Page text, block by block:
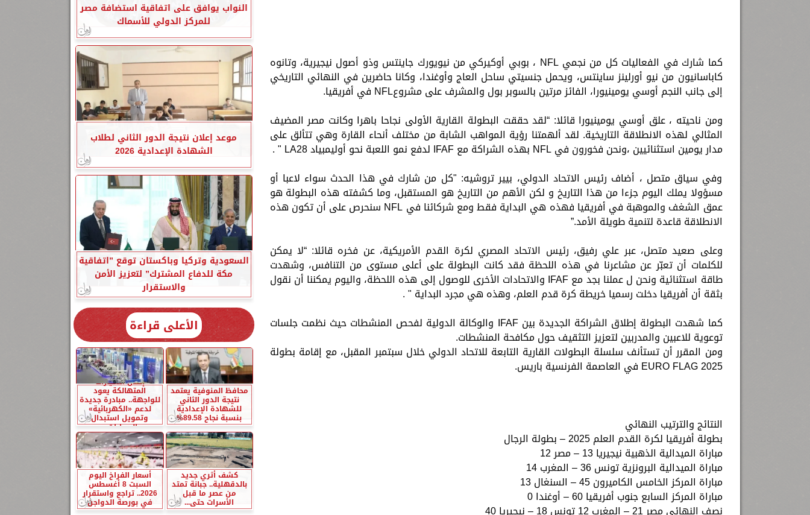
كما شارك في الفعاليات كل من نجمي NFL ، بوبي أوكيركي من نيويورك جاينتس وذو أصول نيجيرية، وتانوه
كاباسانيون من نيو أورلينز ساينتس، ويحمل جنسيتي ساحل العاج وأوغندا، وكانا حاضرين في النهائي التاريخي
إلى جانب النجم أوسي يومينيورا، الفائز مرتين بالسوبر بول والمشرف على مشروعNFL في أفريقيا.
ومن ناحيته ، علق أوسي يومينيورا قائلا: “لقد حققت البطولة القارية الأولى نجاحا باهرا وكانت مصر المضيف
المثالي لهذه الانطلاقة التاريخية. لقد ألهمتنا رؤية المواهب الشابة من مختلف أنحاء القارة وهي تتألق على
مدار يومين استثنائيين ،ونحن فخورون في NFL بهذه الشراكة مع IFAF لدفع نمو اللعبة نحو أوليمبياد LA28 " .
وفي سياق متصل ، أضاف رئيس الاتحاد الدولي، بيير تروشيه: "كل من شارك في هذا الحدث سواء لاعبا أو
مسؤولا يملك اليوم جزءا من هذا التاريخ و لكن الأهم من التاريخ هو المستقبل، وما كشفته هذه البطولة هو
عمق الشغف والموهبة في أفريقيا فهذه هي البداية فقط ومع شركائنا في NFL سنحرص على أن تكون هذه
الانطلاقة قاعدة لتنمية طويلة الأمد.”
وعلى صعيد متصل، عبر علي رفيق، رئيس الاتحاد المصري لكرة القدم الأمريكية، عن فخره قائلا: “لا يمكن
للكلمات أن تعبّر عن مشاعرنا في هذه اللحظة فقد كانت البطولة على أعلى مستوى من التنافس، وشهدت
طاقة استثنائية ونحن ل عملنا بجد مع IFAF والاتحادات الأخرى للوصول إلى هذه اللحظة، واليوم يمكننا أن نقول
بثقة أن أفريقيا دخلت رسميا خريطة كرة قدم العلم، وهذه هي مجرد البداية " .
كما شهدت البطولة إطلاق الشراكة الجديدة بين IFAF والوكالة الدولية لفحص المنشطات حيث نظمت جلسات
توعوية للاعبين والمدربين لتعزيز التثقيف حول مكافحة المنشطات.
ومن المقرر أن تستأنف سلسلة البطولات القارية التابعة للاتحاد الدولي خلال سبتمبر المقبل، مع إقامة بطولة
EURO FLAG 2025 في العاصمة الفرنسية باريس.
النتائج والترتيب النهائي
بطولة أفريقيا لكرة القدم العلم 2025 – بطولة الرجال
مباراة الميدالية الذهبية نيجيريا 13 – مصر 12
مباراة الميدالية البرونزية تونس 36 – المغرب 14
مباراة المركز الخامس الكاميرون 45 – السنغال 13
مباراة المركز السابع جنوب أفريقيا 60 – أوغندا 0
نصف النهائي مصر 21 – المغرب 12 تونس 18 – نيجيريا 40
النواب يوافق على اتفاقية استضافة مصر
للمركز الدولي للأسماك
موعد إعلان نتيجة الدور الثاني لطلاب
الشهادة الإعدادية 2026
السعودية وتركيا وباكستان توقع ”اتفاقية
مكة للدفاع المشترك” لتعزيز الأمن
والاستقرار
الأعلى قراءة
محافظ المنوفية يعتمد
نتيجة الدور الثاني
للشهادة الإعدادية
بنسبة نجاح 89.58%
إحلال السيارات
المتهالكة يعود
للواجهة.. مبادرة جديدة
لدعم «الكهربائية»
وتمويل استبدال
السيارات...
كشف أثري جديد
بالدقهلية.. جبانة تمتد
من عصر ما قبل
الأسرات حتى...
أسعار الفراخ اليوم
السبت 8 أغسطس
2026.. تراجع واستقرار
في بورصة الدواجن